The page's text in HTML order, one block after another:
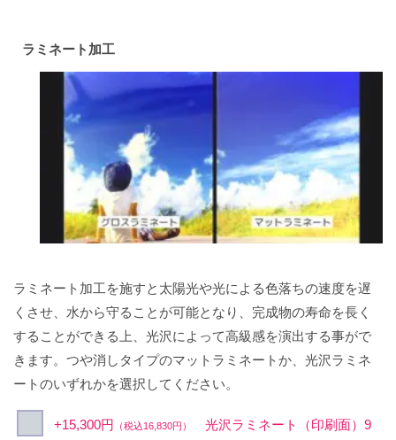
ラミネート加工
ラミネート加工を施すと太陽光や光による色落ちの速度を遅
くさせ、水から守ることが可能となり、完成物の寿命を長く
することができる上、光沢によって高級感を演出する事がで
きます。つや消しタイプのマットラミネートか、光沢ラミネ
ートのいずれかを選択してください。
+15,300円 （税込16,830円）
光沢ラミネート（印刷面）9